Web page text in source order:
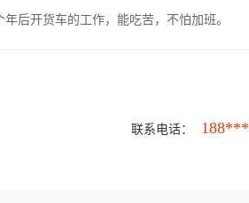
后开货车的工作，能吃苦，不怕加班。
联系电话：